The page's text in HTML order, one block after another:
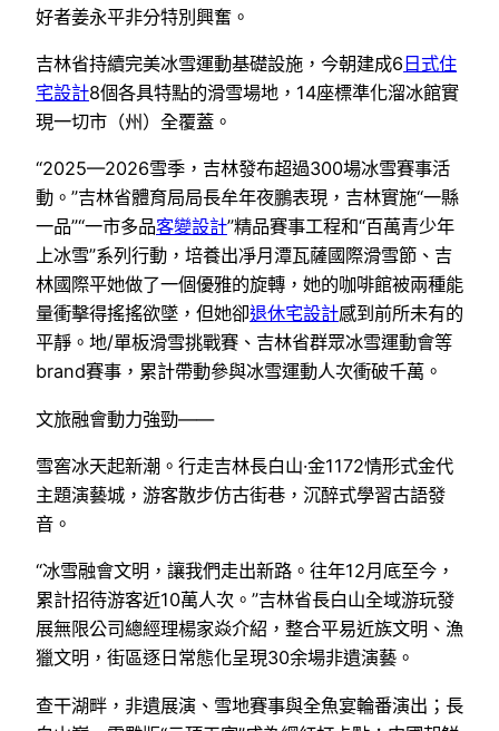
好者姜永平非分特別興奮。
吉林省持續完美冰雪運動基礎設施，今朝建成6 日式住
宅設計8個各具特點的滑雪場地，14座標準化溜冰館實
現一切市（州）全覆蓋。
“2025—2026雪季，吉林發布超過300場冰雪賽事活
動。”吉林省體育局局長牟年夜鵬表現，吉林實施“一縣
一品”“一市多品客變設計”精品賽事工程和“百萬青少年
上冰雪”系列行動，培養出凈月潭瓦薩國際滑雪節、吉
林國際平她做了一個優雅的旋轉，她的咖啡館被兩種能
量衝擊得搖搖欲墜，但她卻退休宅設計感到前所未有的
平靜。地/單板滑雪挑戰賽、吉林省群眾冰雪運動會等
brand賽事，累計帶動參與冰雪運動人次衝破千萬。
文旅融會動力強勁——
雪窖冰天起新潮。行走吉林長白山·金1172情形式金代
主題演藝城，游客散步仿古街巷，沉醉式學習古語發
音。
“冰雪融會文明，讓我們走出新路。往年12月底至今，
累計招待游客近10萬人次。”吉林省長白山全域游玩發
展無限公司總經理楊家焱介紹，整合平易近族文明、漁
獵文明，街區逐日常態化呈現30余場非遺演藝。
查干湖畔，非遺展演、雪地賽事與全魚宴輪番演出；長